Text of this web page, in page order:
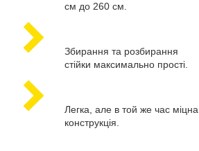
см до 260 см.
Збирання та розбирання
стійки максимально прості.
Легка, але в той же час міцна
конструкція.